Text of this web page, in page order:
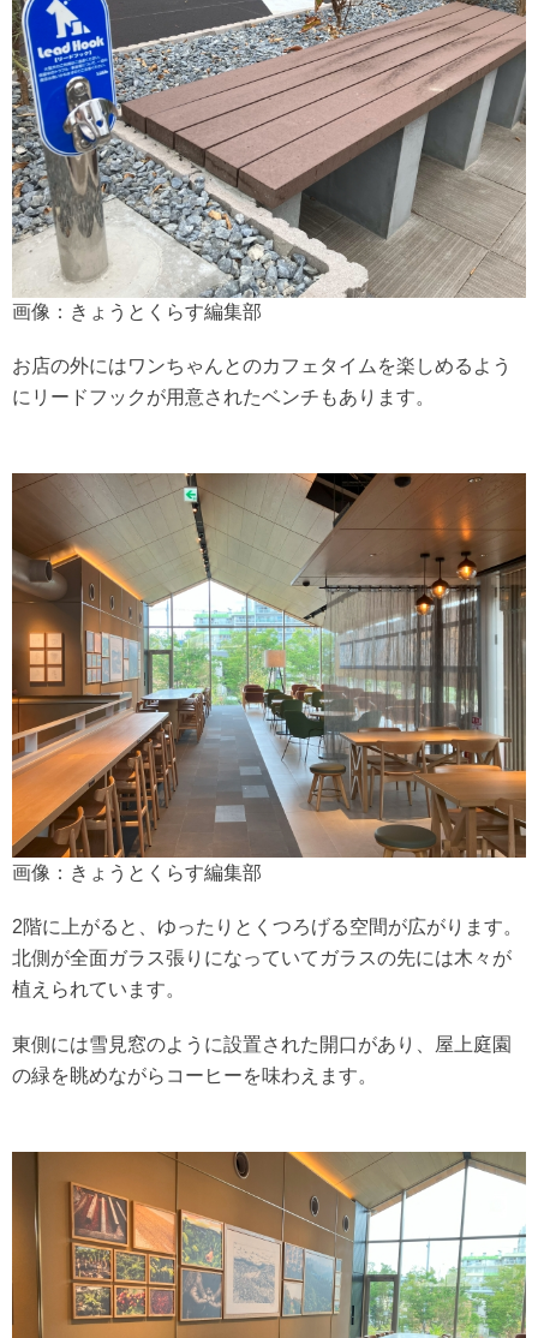
画像：きょうとくらす編集部
お店の外にはワンちゃんとのカフェタイムを楽しめるよう
にリードフックが用意されたベンチもあります。
画像：きょうとくらす編集部
2階に上がると、ゆったりとくつろげる空間が広がります。
北側が全面ガラス張りになっていてガラスの先には木々が
植えられています。
東側には雪見窓のように設置された開口があり、屋上庭園
の緑を眺めながらコーヒーを味わえます。